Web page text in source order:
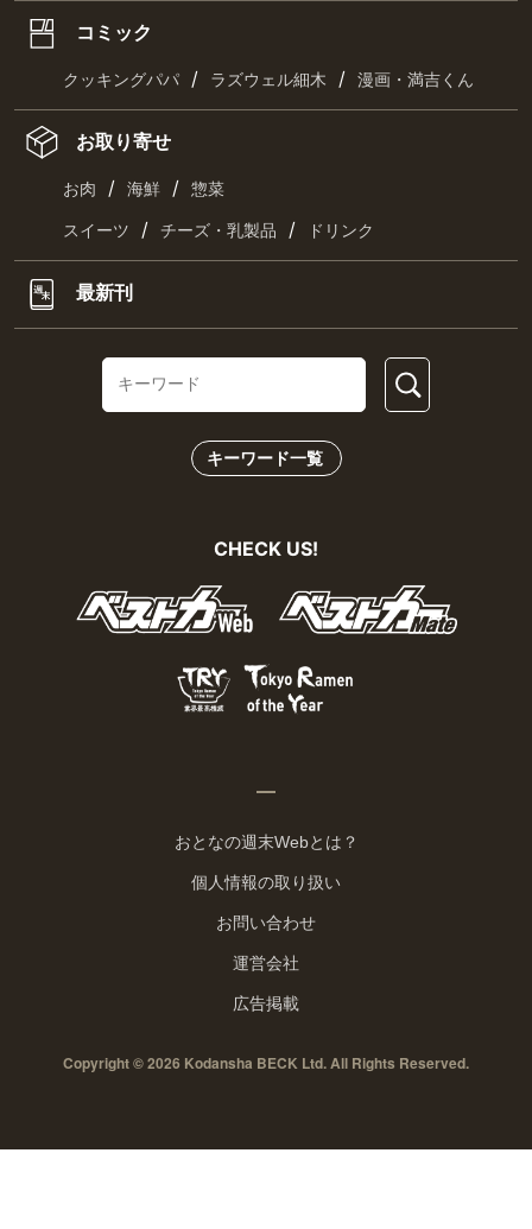
コミック
クッキングパパ / ラズウェル細木 / 漫画・満吉くん
お取り寄せ
お肉 / 海鮮 / 惣菜
スイーツ / チーズ・乳製品 / ドリンク
最新刊
キーワード一覧
CHECK US!
おとなの週末Webとは？
個人情報の取り扱い
お問い合わせ
運営会社
広告掲載
Copyright © 2026 Kodansha BECK Ltd. All Rights Reserved.